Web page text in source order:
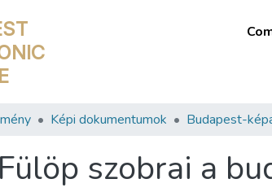
Képi dokumentumok Budapest-
szobrai a